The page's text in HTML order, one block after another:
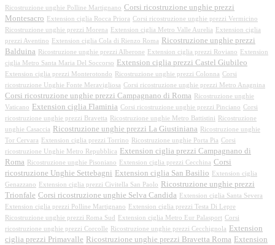
Ricostruzione unghie Polline Martignano Corsi ricostruzione unghie prezzi
Montesacro
Extension ciglia Rocca Priora Corsi ricostruzione unghie prezzi Vermicino
Ricostruzione unghie prezzi Morena
Extension ciglia Metro Valle Aurelia
Extension ciglia
prezzi Aventino
Extension ciglia Cola di Rienzo Roma
Ricostruzione unghie prezzi
Balduina
Ricostruzione unghie prezzi Alberone Extension ciglia prezzi Roviano
Extension
ciglia Metro Santa Maria Del Soccorso
Extension ciglia prezzi Castel Giubileo
Extension ciglia prezzi Monterotondo Ricostruzione unghie prezzi Colonna Corsi
ricostruzione Unghie Fonte Meravigliosa Corsi ricostruzione unghie prezzi Metro Anagnina
Corsi ricostruzione unghie prezzi Campagnano di Roma
Ricostruzione unghie
Vaticano
Extension ciglia Flaminia Corsi ricostruzione unghie prezzi Pinciano Corsi
ricostruzione unghie prezzi Bravetta
Ricostruzione unghie Metro Battistini
Ricostruzione
unghie Casaccia
Ricostruzione unghie prezzi La Giustiniana
Ricostruzione unghie
Tor Cervara
Extension ciglia prezzi Torrino Ricostruzione unghie Porta Pia Corsi
ricostruzione Unghie Metro Repubblica
Extension ciglia prezzi Campagnano di
Roma
Ricostruzione unghie Pisoniano Extension ciglia prezzi Cecchina Corsi
ricostruzione Unghie Settebagni Extension ciglia San Basilio
Extension ciglia
Genazzano
Extension ciglia prezzi Civitella San Paolo
Ricostruzione unghie prezzi
Trionfale Corsi ricostruzione unghie Selva Candida
Extension ciglia Santa Severa
Extension ciglia prezzi Polline Martignano
Extension ciglia prezzi Testa Di Lepre
Ricostruzione unghie prezzi Roma Sud
Extension ciglia Metro Eur Palasport Corsi
ricostruzione unghie prezzi Corcolle
Ricostruzione unghie prezzi Cecchignola
Extension
ciglia prezzi Primavalle Ricostruzione unghie prezzi Bravetta Roma Extension